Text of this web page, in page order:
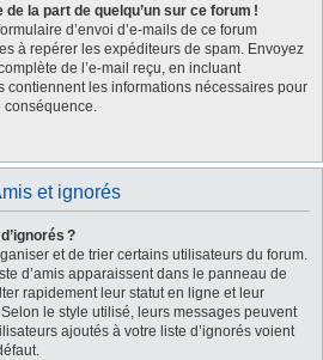
la part de quelqu’un sur ce forum !
d’envoi d’e-mails de ce forum
à repérer les expéditeurs de spam. Envoyez
de l’e-mail reçu, en incluant
contiennent les informations nécessaires pour
conséquence.
et ignorés
?
et de trier certains utilisateurs du forum.
d’amis apparaissent dans le panneau de
rapidement leur statut en ligne et leur
le style utilisé, leurs messages peuvent
ajoutés à votre liste d’ignorés voient